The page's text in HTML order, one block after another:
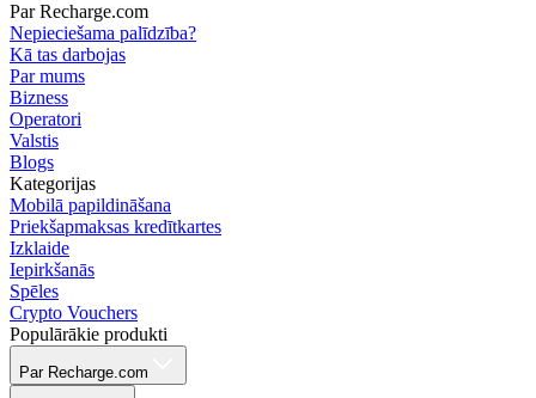
Par Recharge.com
Nepieciešama palīdzība?
Kā tas darbojas
Par mums
Bizness
Operatori
Valstis
Blogs
Kategorijas
Mobilā papildināšana
Priekšapmaksas kredītkartes
Izklaide
Iepirkšanās
Spēles
Crypto Vouchers
Populārākie produkti
Par Recharge.com